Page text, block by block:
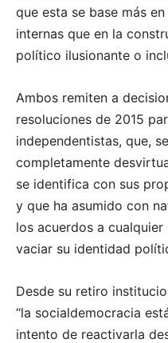
que esta se base más
internas que en la
político ilusionante o
Ambos remiten a
resoluciones de 2015
independentistas, que,
completamente
se identifica con sus
y que ha asumido con
los acuerdos a
vaciar su identidad
Desde su retiro
“la socialdemocracia
intento de reactivarla